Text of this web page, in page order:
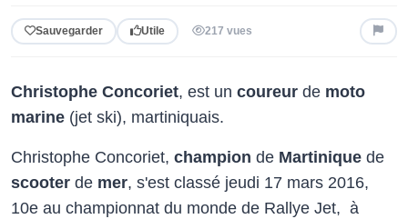
Sauvegarder Utile 217 vues
Christophe Concoriet, est un coureur de moto
marine (jet ski), martiniquais.
Christophe Concoriet, champion de Martinique de
scooter de mer, s'est classé jeudi 17 mars 2016,
10e au championnat du monde de Rallye Jet, à